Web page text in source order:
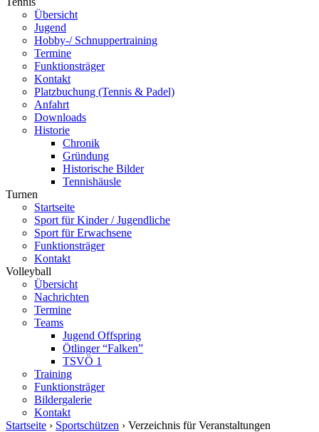
Übersicht
Jugend
Hobby-/ Schnuppertraining
Termine
Funktionsträger
Kontakt
Platzbuchung (Tennis & Padel)
Anfahrt
Downloads
Historie
Chronik
Gründung
Historische Bilder
Tennishäusle
Turnen
Startseite
Sport für Kinder / Jugendliche
Sport für Erwachsene
Funktionsträger
Kontakt
Volleyball
Übersicht
Nachrichten
Termine
Teams
Jugend Offspring
Ötlinger “Falken”
TSVÖ 1
Training
Funktionsträger
Bildergalerie
Kontakt
Startseite › Sportschützen › Verzeichnis für Veranstaltungen